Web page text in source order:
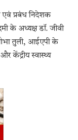
प्रबंध निदेशक
के अध्यक्ष डॉ. जीवी
तुली, आईएपी के
केंद्रीय स्वास्थ्य